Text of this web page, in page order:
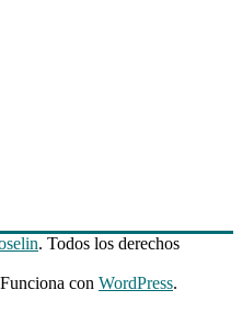
. Todos los derechos
con WordPress.